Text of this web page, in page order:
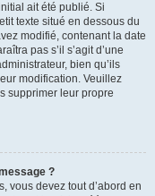
ait été publié. Si
texte situé en dessous du
modifié, contenant la date
pas s’il s’agit d’une
bien qu’ils
modification. Veuillez
supprimer leur propre
?
vous devez tout d’abord en